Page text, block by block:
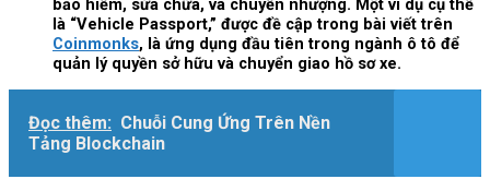
bảo hiểm, sửa chữa, và chuyển nhượng. Một ví dụ cụ thể
là “Vehicle Passport,” được đề cập trong bài viết trên
Coinmonks, là ứng dụng đầu tiên trong ngành ô tô để
quản lý quyền sở hữu và chuyển giao hồ sơ xe.
Đọc thêm: Chuỗi Cung Ứng Trên Nền
Tảng Blockchain